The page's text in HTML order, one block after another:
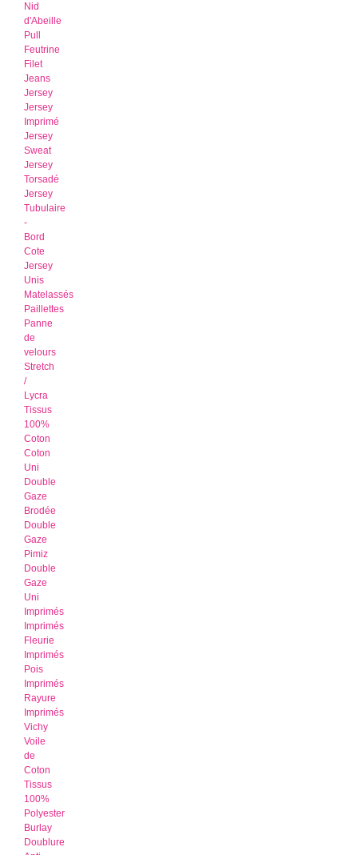
Nid
d'Abeille
Pull
Feutrine
Filet
Jeans
Jersey
Jersey
Imprimé
Jersey
Sweat
Jersey
Torsadé
Jersey
Tubulaire
-
Bord
Cote
Jersey
Unis
Matelassés
Paillettes
Panne
de
velours
Stretch
/
Lycra
Tissus
100%
Coton
Coton
Uni
Double
Gaze
Brodée
Double
Gaze
Pimiz
Double
Gaze
Uni
Imprimés
Imprimés
Fleurie
Imprimés
Pois
Imprimés
Rayure
Imprimés
Vichy
Voile
de
Coton
Tissus
100%
Polyester
Burlay
Doublure